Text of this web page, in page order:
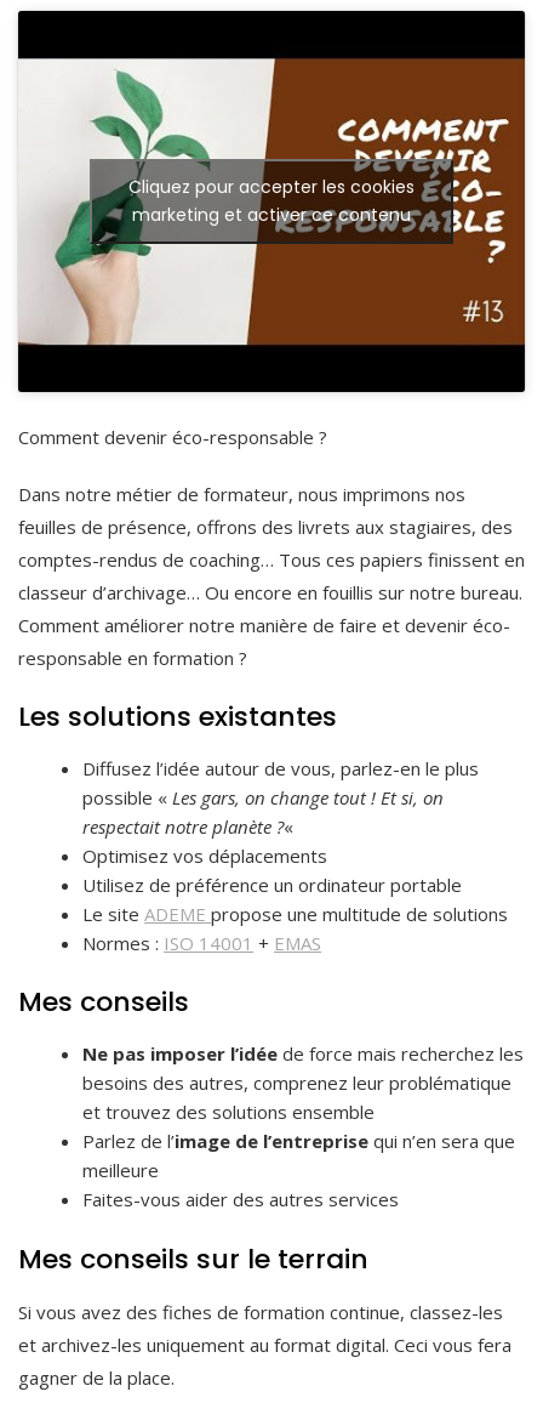
Cliquez pour accepter les cookies
marketing et activer ce contenu
Comment devenir éco-responsable ?
Dans notre métier de formateur, nous imprimons nos
feuilles de présence, offrons des livrets aux stagiaires, des
comptes-rendus de coaching… Tous ces papiers finissent en
classeur d’archivage… Ou encore en fouillis sur notre bureau.
Comment améliorer notre manière de faire et devenir éco-
responsable en formation ?
Les solutions existantes
Diffusez l’idée autour de vous, parlez-en le plus
possible « Les gars, on change tout ! Et si, on
respectait notre planète ?«
Optimisez vos déplacements
Utilisez de préférence un ordinateur portable
Le siteADEMEpropose une multitude de solutions
Normes : ISO 14001 + EMAS
Mes conseils
Ne pas imposer l’idée de force mais recherchez les
besoins des autres, comprenez leur problématique
et trouvez des solutions ensemble
Parlez de l’image de l’entreprise qui n’en sera que
meilleure
Faites-vous aider des autres services
Mes conseils sur le terrain
Si vous avez des fiches de formation continue, classez-les
et archivez-les uniquement au format digital. Ceci vous fera
gagner de la place.